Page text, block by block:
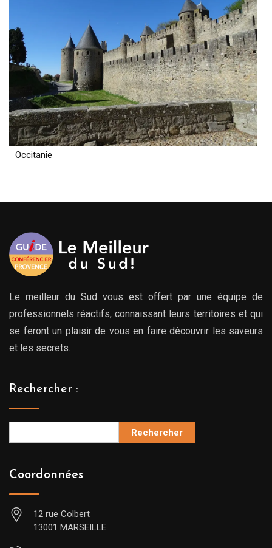
Occitanie
Le meilleur du Sud vous est offert par une équipe de
professionnels réactifs, connaissant leurs territoires et qui
se feront un plaisir de vous en faire découvrir les saveurs
et les secrets.
Rechercher :
Rechercher
Coordonnées
12 rue Colbert
13001 MARSEILLE